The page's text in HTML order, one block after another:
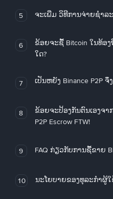
5 ຈະເພີ່ມ ວິທີການຈ່າຍຊຳລ
6
ຂ້ອຍຈະຊື້ Bitcoin ໃນທ້ອງ
ໃດ?
7 ເປັນຫຍັງ Binance P2P
8
ຂ້ອຍຈະປ້ອງກັນຕົນເອງຈາ
P2P Escrow FTW!
9 FAQ ກ່ຽວກັບການຊື້ຂາຍ
10 ນະໂຍບາຍຂອງທຸລະກໍາຜູ້ໃ